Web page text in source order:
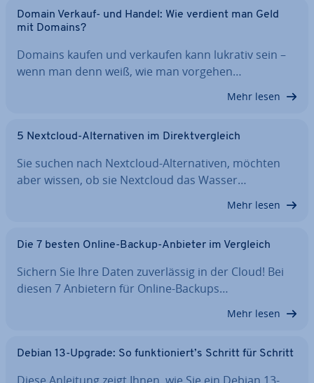
Domain Verkauf- und Handel: Wie verdient man Geld
mit Domains?
Domains kaufen und verkaufen kann lukrativ sein –
wenn man denn weiß, wie man vorgehen…
Mehr lesen
5 Nextcloud-Al­ter­na­ti­ven im Di­rekt­ver­gleich
Sie suchen nach Nextcloud-Al­ter­na­ti­ven, möchten
aber wissen, ob sie Nextcloud das Wasser…
Mehr lesen
Die 7 besten Online-Backup-Anbieter im Vergleich
Sichern Sie Ihre Daten zu­ver­läs­sig in der Cloud! Bei
diesen 7 Anbietern für Online-Backups…
Mehr lesen
Debian 13-Upgrade: So funk­tio­niert’s Schritt für Schritt